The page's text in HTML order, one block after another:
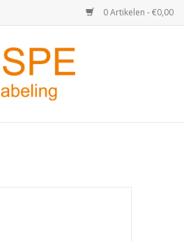
0 Artikelen - €0,00